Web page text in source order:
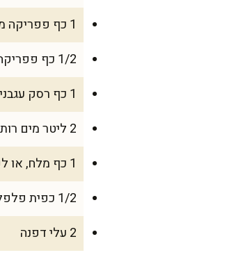
1 כף פפריקה מתוקה
1/2 כף פפריקה חריפה (אופציונלי)
1 כף רסק עגבניות
2 ליטר מים רותחים
1 כף מלח, או לפי הטעם
1/2 כפית פלפל שחור גרוס
2 עלי דפנה